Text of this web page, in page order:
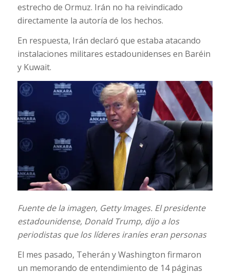
estrecho de Ormuz. Irán no ha reivindicado
directamente la autoría de los hechos.
En respuesta, Irán declaró que estaba atacando
instalaciones militares estadounidenses en Baréin
y Kuwait.
Fuente de la imagen, Getty Images. El presidente
estadounidense, Donald Trump, dijo a los
periodistas que los líderes iraníes eran personas
El mes pasado, Teherán y Washington firmaron
un memorando de entendimiento de 14 páginas